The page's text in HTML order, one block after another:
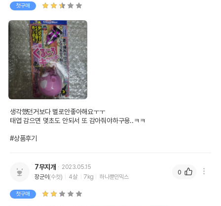
첫구매
생각했던거보다 별로안좋아해요ㅜㅜ
태엽 감으면 몇초도 안되서 또 감아줘야하구용..ㅋㅋ
#상품후기
7무지개
2023.05.15
장군이 (수컷) 4살 7kg 하나뿐인믹스
첫구매
0